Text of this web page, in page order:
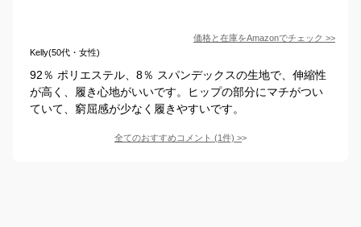
価格と在庫をAmazonでチェック >>
Kelly(50代・女性)
92％ ポリエステル、8％ スパンデックスの生地で、伸縮性
が高く、履き心地がいいです。ヒップの部分にマチがつい
ていて、窮屈感が少なく履きやすいです。
全てのおすすめコメント (1件) >